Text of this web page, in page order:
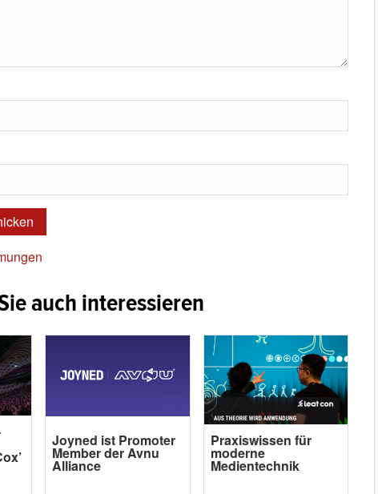
auch interessieren
Joyned ist Promoter
Member der Avnu
Alliance
Praxiswissen für
moderne
Medientechnik